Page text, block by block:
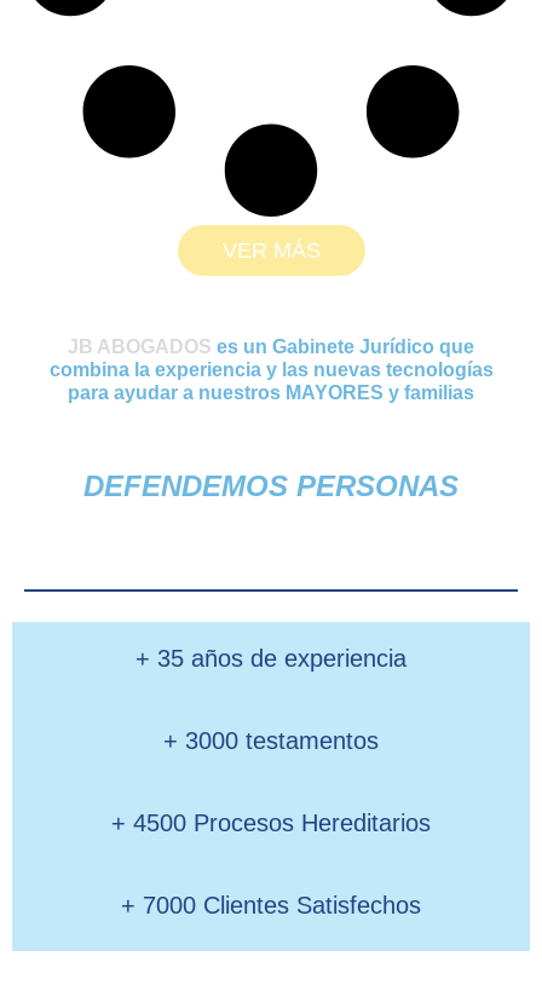
VER MÁS
JB ABOGADOS es un Gabinete Jurídico que
combina la experiencia y las nuevas tecnologías
para ayudar a nuestros MAYORES y familias
DEFENDEMOS PERSONAS
+ 35 años de experiencia
+ 3000 testamentos
+ 4500 Procesos Hereditarios
+ 7000 Clientes Satisfechos